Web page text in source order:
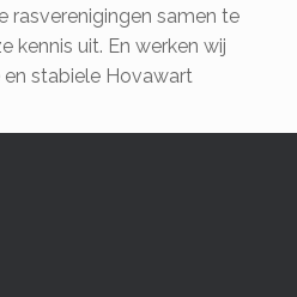
rasverenigingen samen te
kennis uit. En werken wij
stabiele Hovawart